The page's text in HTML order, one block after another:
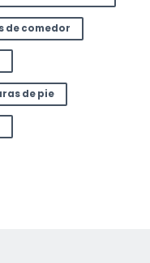
de comedor
de pie